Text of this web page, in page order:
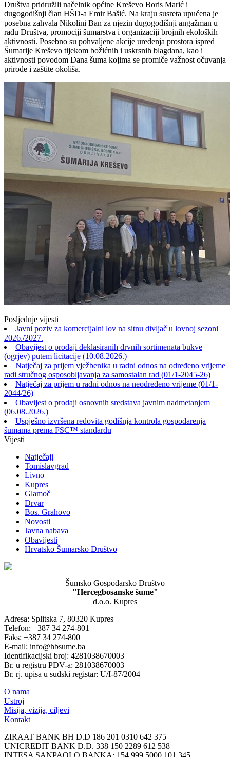
Društva pridružili načelnik općine Kreševo Boris Marić i
dugogodišnji član HŠD-a Emir Bašić. Na kraju susreta upućena je
posebna zahvala Nikolini Ban za njezin dugogodišnji angažman u
radu Društva, promociji šumarstva i organizaciji brojnih ekoloških
aktivnosti. Posebno su pohvaljene akcije uređenja prostora ispred
Šumarije Kreševo tijekom božićnih i uskrsnih blagdana, kao i
aktivnosti povodom Dana šuma kojima se promiče važnost očuvanja
prirode i zaštite okoliša.
Posljednje vijesti
Javni poziv za komercijalni lov na sitnu divljač u lovnoj sezoni
2026./2027.
Obavijest o prodaji deklasiranih drvnih sortimenata bukve
(ogrjev) putem licitacije (10.08.2026.)
Natječaj za prijem vježbenika u radni odnos na određeno vrijeme
radi stručnog osposobljavanja za samostalan rad (01/1-2045-26)
Natječaj za prijem u radni odnos na neodređeno vrijeme (01/1-
2044/26)
Obavijest o prodaji osnovnih sredstava javnim nadmetanjem
(06.08.2026.)
Uspješno izvršena redovita godišnja kontrola gospodarenja
šumama prema FSC™ standardu
Vijesti
Natječaji
Tomislavgrad
Livno
Kupres
Glamoč
Drvar
Bos. Grahovo
Novosti
Javna nabava
Obavijesti
Hrvatsko Šumarsko Društvo
Šumsko Gospodarsko Društvo
"Hercegbosanske šume"
d.o.o. Kupres
Adresa: Splitska 7, 80320 Kupres
Telefon: +387 34 274-801
Faks: +387 34 274-800
E-mail: info@hbsume.ba
Identifikacijski broj: 4281038670003
Br. u registru PDV-a: 281038670003
Br. rj. upisa u sudski registar: U/I-87/2004
O nama
Ustroj
Misija, vizija, ciljevi
Kontakt
ZIRAAT BANK BH D.D 186 201 0310 642 375
UNICREDIT BANK D.D. 338 150 2289 612 538
INTESA SANPAOLO BANKA: 154 999 5000 101 345